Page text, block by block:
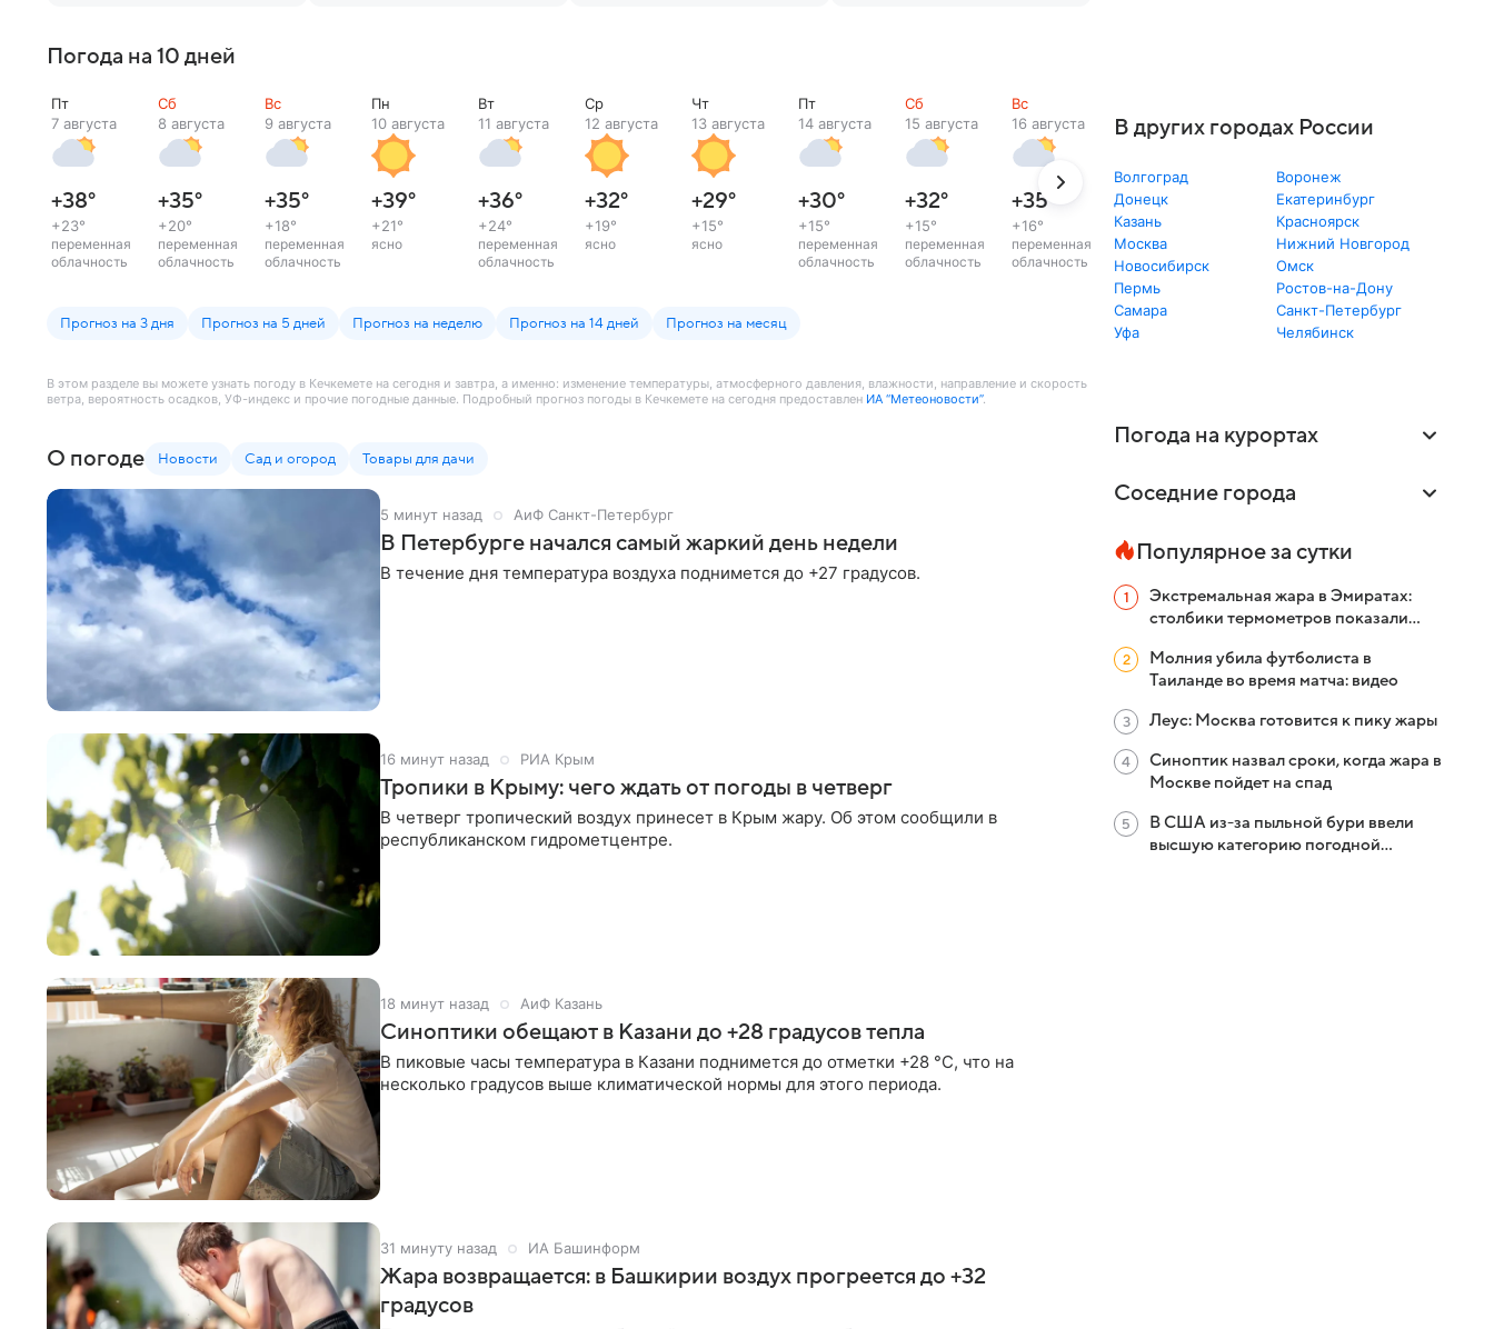
Погода на 10 дней
Пт
7 августа
+38°
+23°
переменная
облачность
Сб
8 августа
+35°
+20°
переменная
облачность
Вс
9 августа
+35°
+18°
переменная
облачность
Пн
10 августа
+39°
+21°
ясно
Вт
11 августа
+36°
+24°
переменная
облачность
Ср
12 августа
+32°
+19°
ясно
Чт
13 августа
+29°
+15°
ясно
Пт
14 августа
+30°
+15°
переменная
облачность
Сб
15 августа
+32°
+15°
переменная
облачность
Вс
16 августа
+35
+16°
переменная
облачность
Прогноз на 3 дня Прогноз на 5 дней Прогноз на неделю Прогноз на 14 дней Прогноз на месяц
В этом разделе вы можете узнать погоду в Кечкемете на сегодня и завтра, а именно: изменение температуры, атмосферного давления, влажности, направление и скорость
ветра, вероятность осадков, УФ-индекс и прочие погодные данные. Подробный прогноз погоды в Кечкемете на сегодня предоставлен ИА “Метеоновости”.
О погоде Новости Сад и огород Товары для дачи
5 минут назад АиФ Санкт-Петербург
В Петербурге начался самый жаркий день недели
В течение дня температура воздуха поднимется до +27 градусов.
16 минут назад РИА Крым
Тропики в Крыму: чего ждать от погоды в четверг
В четверг тропический воздух принесет в Крым жару. Об этом сообщили в
республиканском гидрометцентре.
18 минут назад АиФ Казань
Синоптики обещают в Казани до +28 градусов тепла
В пиковые часы температура в Казани поднимется до отметки +28 °C, что на
несколько градусов выше климатической нормы для этого периода.
31 минуту назад ИА Башинформ
Жара возвращается: в Башкирии воздух прогреется до +32
градусов
В других городах России
Волгоград
Воронеж
Донецк
Екатеринбург
Казань
Красноярск
Москва
Нижний Новгород
Новосибирск
Омск
Пермь
Ростов-на-Дону
Самара
Санкт-Петербург
Уфа
Челябинск
Погода на курортах
Соседние города
Популярное за сутки
Экстремальная жара в Эмиратах:
столбики термометров показали
Молния убила футболиста в
Таиланде во время матча: видео
Леус: Москва готовится к пику жары
Синоптик назвал сроки, когда жара в
Москве пойдет на спад
В США из-за пыльной бури ввели
высшую категорию погодной